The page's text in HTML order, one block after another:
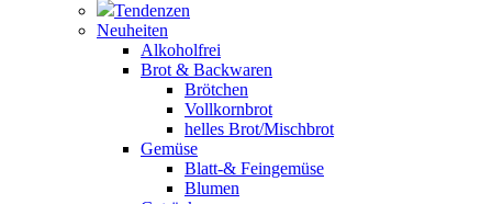
Tendenzen
Neuheiten
Alkoholfrei
Brot & Backwaren
Brötchen
Vollkornbrot
helles Brot/Mischbrot
Gemüse
Blatt-& Feingemüse
Blumen